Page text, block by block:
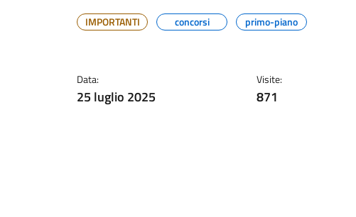
IMPORTANTI concorsi primo-piano
Data:
25 luglio 2025
Visite:
871